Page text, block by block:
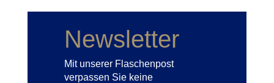
Newsletter
Mit unserer Flaschenpost
verpassen Sie keine